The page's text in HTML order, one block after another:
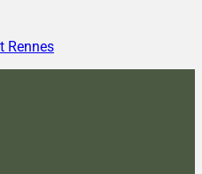
Rennes